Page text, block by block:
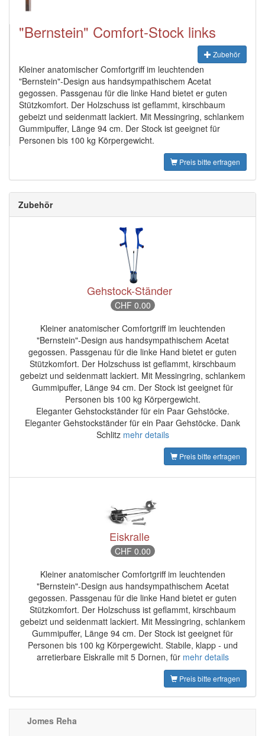
"Bernstein" Comfort-Stock links
Zubehör
Kleiner anatomischer Comfortgriff im leuchtenden
"Bernstein"-Design aus handsympathischem Acetat
gegossen. Passgenau für die linke Hand bietet er guten
Stützkomfort. Der Holzschuss ist geflammt, kirschbaum
gebeizt und seidenmatt lackiert. Mit Messingring, schlankem
Gummipuffer, Länge 94 cm. Der Stock ist geeignet für
Personen bis 100 kg Körpergewicht.
Preis bitte erfragen
Zubehör
Gehstock-Ständer
CHF 0.00
Kleiner anatomischer Comfortgriff im leuchtenden
"Bernstein"-Design aus handsympathischem Acetat
gegossen. Passgenau für die linke Hand bietet er guten
Stützkomfort. Der Holzschuss ist geflammt, kirschbaum
gebeizt und seidenmatt lackiert. Mit Messingring, schlankem
Gummipuffer, Länge 94 cm. Der Stock ist geeignet für
Personen bis 100 kg Körpergewicht.
Eleganter Gehstockständer für ein Paar Gehstöcke.
Eleganter Gehstockständer für ein Paar Gehstöcke. Dank
Schlitz mehr details
Preis bitte erfragen
Eiskralle
CHF 0.00
Kleiner anatomischer Comfortgriff im leuchtenden
"Bernstein"-Design aus handsympathischem Acetat
gegossen. Passgenau für die linke Hand bietet er guten
Stützkomfort. Der Holzschuss ist geflammt, kirschbaum
gebeizt und seidenmatt lackiert. Mit Messingring, schlankem
Gummipuffer, Länge 94 cm. Der Stock ist geeignet für
Personen bis 100 kg Körpergewicht. Stabile, klapp - und
arretierbare Eiskralle mit 5 Dornen, für mehr details
Preis bitte erfragen
Jomes Reha